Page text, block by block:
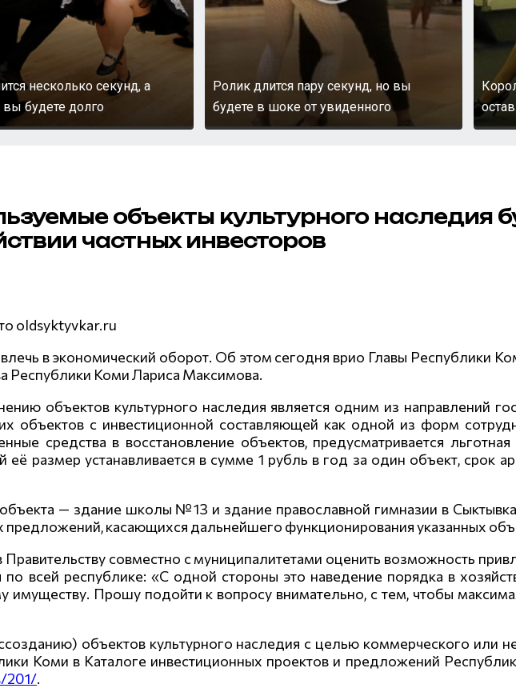
несколько секунд, а
вы будете долго
Ролик длится пару секунд, но вы
будете в шоке от увиденного
объекты культурного наследия
частных инвесторов
oldsyktyvkar.ru
в экономический оборот. Об этом сегодня врио Главы Республики
Республики Коми Лариса Максимова.
объектов культурного наследия является одним из направлений
объектов с инвестиционной составляющей как одной из форм
средства в восстановление объектов, предусматривается
её размер устанавливается в сумме 1 рубль в год за один объект, срок
— здание школы №13 и здание православной гимназии в
предложений, касающихся дальнейшего функционирования указанных
совместно с муниципалитетами оценить возможность
по всей республике: «С одной стороны это наведение порядка в
имуществу. Прошу подойти к вопросу внимательно, с тем, чтобы
объектов культурного наследия с целью коммерческого или
Коми в Каталоге инвестиционных проектов и предложений
201/.